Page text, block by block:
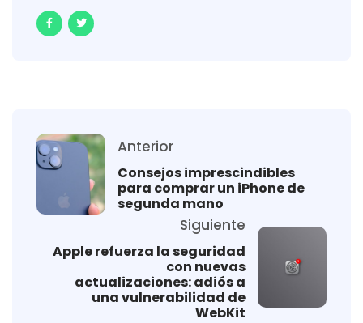
Anterior
Consejos imprescindibles
para comprar un iPhone de
segunda mano
Siguiente
Apple refuerza la seguridad
con nuevas
actualizaciones: adiós a
una vulnerabilidad de
WebKit